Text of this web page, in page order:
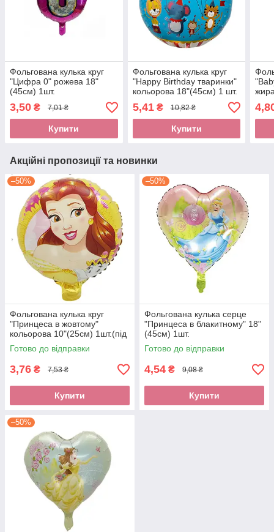
Фольгована кулька круг
"Цифра 0" рожева 18"
(45см) 1шт.
3,50 ₴ 7,01 ₴
Купити
Фольгована кулька круг
"Happy Birthday тваринки"
кольорова 18"(45см) 1 шт.
5,41₴ 10,82 ₴
Купити
Акційні пропозиції та новинки
–50%
Фольгована кулька круг
"Принцеса в жовтому"
кольорова 10"(25см) 1шт.(під
повітря)
Готово до відправки
3,76 ₴ 7,53 ₴
Купити
–50%
Фольгована кулька серце
"Принцеса в блакитному" 18"
(45см) 1шт.
Готово до відправки
4,54 ₴ 9,08 ₴
Купити
–50%